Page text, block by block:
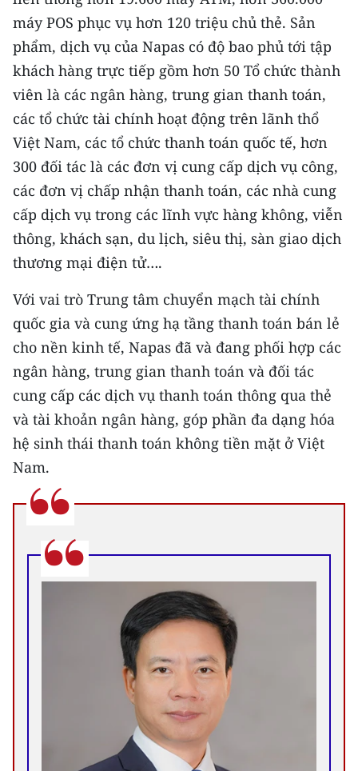
ENGLISH
中文
FRANÇAIS
РУССКИЙ
ESPAÑOL
한국어
máy POS phục vụ hơn 120 triệu chủ thẻ. Sản
phẩm, dịch vụ của Napas có độ bao phủ tới tập
khách hàng trực tiếp gồm hơn 50 Tổ chức thành
viên là các ngân hàng, trung gian thanh toán,
các tổ chức tài chính hoạt động trên lãnh thổ
Việt Nam, các tổ chức thanh toán quốc tế, hơn
300 đối tác là các đơn vị cung cấp dịch vụ công,
các đơn vị chấp nhận thanh toán, các nhà cung
cấp dịch vụ trong các lĩnh vực hàng không, viễn
thông, khách sạn, du lịch, siêu thị, sàn giao dịch
thương mại điện tử….
Với vai trò Trung tâm chuyển mạch tài chính
quốc gia và cung ứng hạ tầng thanh toán bán lẻ
cho nền kinh tế, Napas đã và đang phối hợp các
ngân hàng, trung gian thanh toán và đối tác
cung cấp các dịch vụ thanh toán thông qua thẻ
và tài khoản ngân hàng, góp phần đa dạng hóa
hệ sinh thái thanh toán không tiền mặt ở Việt
Nam.